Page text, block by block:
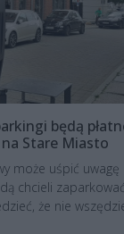
będą
Stare Miasto
może uśpić uwagę
chcieli
że nie